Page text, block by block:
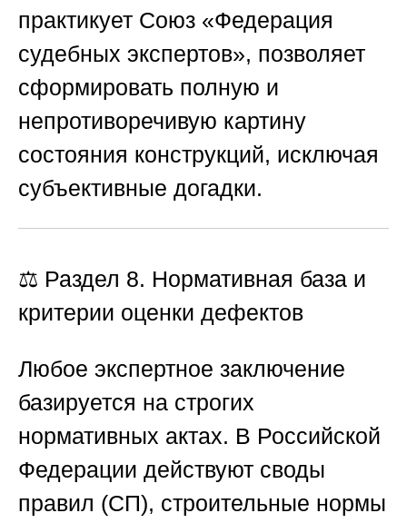
практикует Союз «Федерация
судебных экспертов», позволяет
сформировать полную и
непротиворечивую картину
состояния конструкций, исключая
субъективные догадки.
⚖️ Раздел 8. Нормативная база и
критерии оценки дефектов
Любое экспертное заключение
базируется на строгих
нормативных актах. В Российской
Федерации действуют своды
правил (СП), строительные нормы